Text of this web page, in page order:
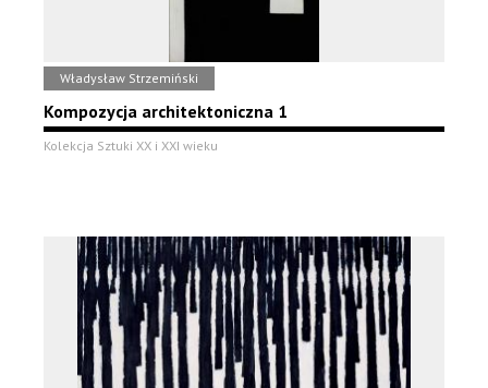
Władysław Strzemiński
Kompozycja architektoniczna 1
Kolekcja Sztuki XX i XXI wieku